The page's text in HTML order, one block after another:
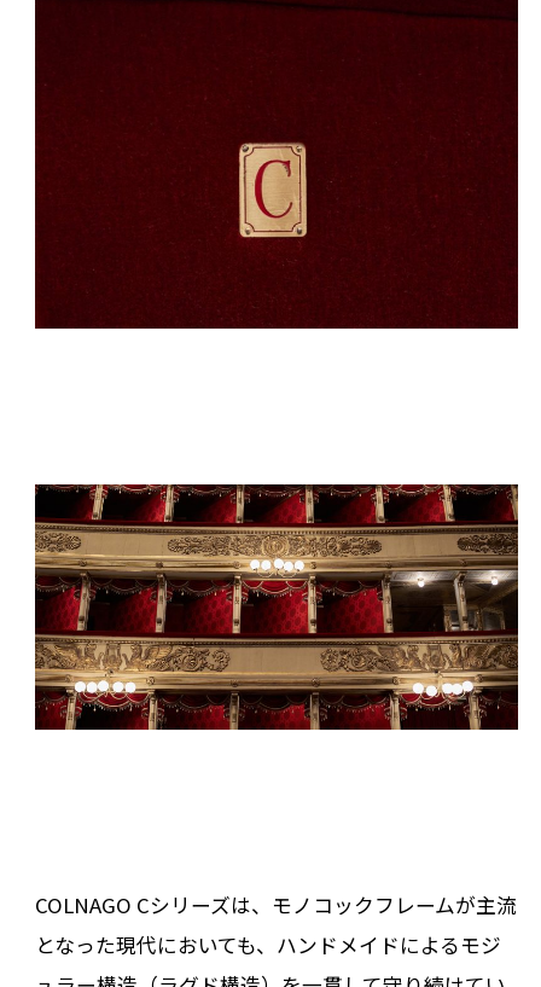
COLNAGO Cシリーズは、モノコックフレームが主流
となった現代においても、ハンドメイドによるモジ